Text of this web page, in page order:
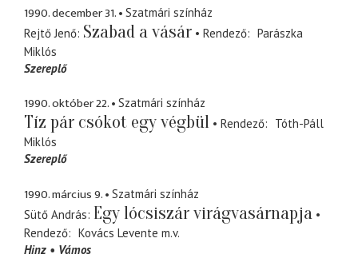
1990. december 31.
Szatmári színház
Rejtő Jenő Szabad a vásár Rendező
Parászka
Miklós
Szereplő
1990. október 22. Szatmári színház
Tíz pár csókot egy végbül Rendező
Tóth-Páll
Miklós
Szereplő
1990. március 9.
Szatmári színház
Sütő András Egy lócsiszár virágvasárnapja
Rendező Kovács Levente m.v.
Hinz
Vámos